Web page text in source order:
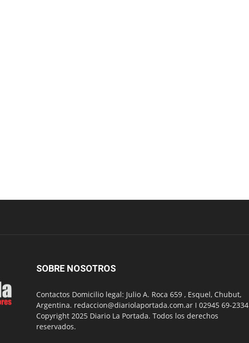
SOBRE NOSOTROS
Contactos Domicilio legal: Julio A. Roca 659 , Esquel, Chubut,
Argentina. redaccion@diariolaportada.com.ar I 02945 69-2334
Copyright 2025 Diario La Portada. Todos los derechos
reservados.